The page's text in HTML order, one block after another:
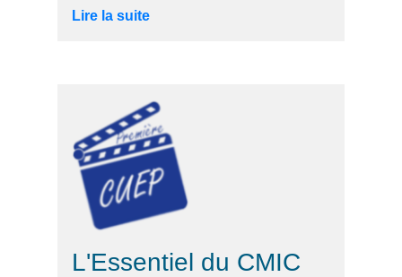
Lire la suite
L'Essentiel du CMIC